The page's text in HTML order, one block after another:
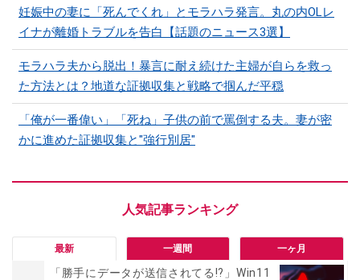
妊娠中の妻に「死んでくれ」とモラハラ発言。丸の内OLレ
イナが離婚トラブルを告白【話題のニュース3選】
モラハラ夫から脱出！暴言に耐え続けた主婦が自らを救っ
た方法とは？地道な証拠収集と戦略で掴んだ平穏
「俺が一番偉い」「死ね」子供の前で罵倒する夫。妻が密
かに進めた証拠収集と"強行別居"
最新 一週間 一ヶ月
「勝手にデータが送信されてる!?」Win11